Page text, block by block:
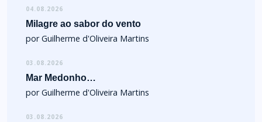
04.08.2026
Milagre ao sabor do vento
por Guilherme d'Oliveira Martins
03.08.2026
Mar Medonho…
por Guilherme d'Oliveira Martins
03.08.2026